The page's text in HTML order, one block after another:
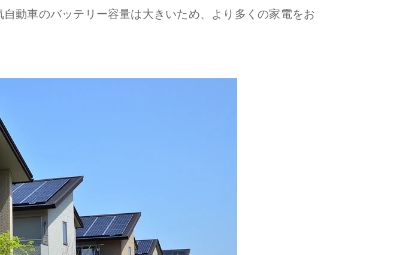
動車のバッテリー容量は大きいため、より多くの家電をお